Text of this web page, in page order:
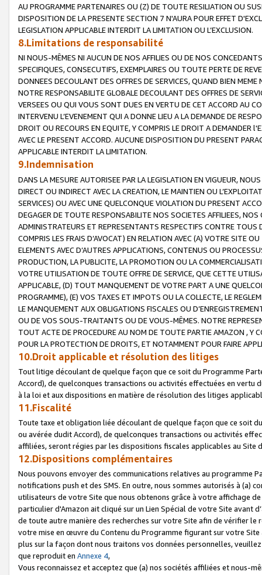
AU PROGRAMME PARTENAIRES OU (Z) DE TOUTE RESILIATION OU
DISPOSITION DE LA PRESENTE SECTION 7 N'AURA POUR EFFET
LEGISLATION APPLICABLE INTERDIT LA LIMITATION OU L’EXCLUSION.
8.Limitations de responsabilité
NI NOUS-MÊMES NI AUCUN DE NOS AFFILIES OU DE NOS
SPECIFIQUES, CONSECUTIFS, EXEMPLAIRES OU TOUTE PERTE DE
DONNEES DECOULANT DES OFFRES DE SERVICES, QUAND BIEN
NOTRE RESPONSABILITE GLOBALE DECOULANT DES OFFRES DE
VERSEES OU QUI VOUS SONT DUES EN VERTU DE CET ACCORD AU
INTERVENU L’EVENEMENT QUI A DONNE LIEU A LA DEMANDE DE
DROIT OU RECOURS EN EQUITE, Y COMPRIS LE DROIT A DEMANDER
AVEC LE PRESENT ACCORD. AUCUNE DISPOSITION DU PRESENT
APPLICABLE INTERDIT LA LIMITATION.
9.Indemnisation
DANS LA MESURE AUTORISEE PAR LA LEGISLATION EN VIGUEUR,
DIRECT OU INDIRECT AVEC LA CREATION, LE MAINTIEN OU
SERVICES) OU AVEC UNE QUELCONQUE VIOLATION DU PRESENT
DEGAGER DE TOUTE RESPONSABILITE NOS SOCIETES AFFILIEES,
ADMINISTRATEURS ET REPRESENTANTS RESPECTIFS CONTRE
COMPRIS LES FRAIS D’AVOCAT) EN RELATION AVEC (A) VOTRE SITE
ELEMENTS AVEC D’AUTRES APPLICATIONS, CONTENUS OU
PRODUCTION, LA PUBLICITE, LA PROMOTION OU LA
VOTRE UTILISATION DE TOUTE OFFRE DE SERVICE, QUE CETTE
APPLICABLE, (D) TOUT MANQUEMENT DE VOTRE PART A UNE
PROGRAMME), (E) VOS TAXES ET IMPOTS OU LA COLLECTE, LE
LE MANQUEMENT AUX OBLIGATIONS FISCALES OU
OU DE VOS SOUS-TRAITANTS OU DE VOUS-MÊMES. NOTRE
TOUT ACTE DE PROCEDURE AU NOM DE TOUTE PARTIE AMAZON , Y
POUR LA PROTECTION DE DROITS, ET NOTAMMENT POUR FAIRE
10.Droit applicable et résolution des litiges
Tout litige découlant de quelque façon que ce soit du Programme
Accord), de quelconques transactions ou activités effectuées en vertu
à la loi et aux dispositions en matière de résolution des litiges
11.Fiscalité
Toute taxe et obligation liée découlant de quelque façon que ce soit
ou avérée dudit Accord), de quelconques transactions ou activités
affiliées, seront régies par les dispositions fiscales applicables au Site
12.Dispositions complémentaires
Nous pouvons envoyer des communications relatives au programme
notifications push et des SMS. En outre, nous sommes autorisés à
utilisateurs de votre Site que nous obtenons grâce à votre affichage
particulier d'Amazon ait cliqué sur un Lien Spécial de votre Site avant
de toute autre manière des recherches sur votre Site afin de vérifier
votre mise en œuvre du Contenu du Programme figurant sur votre
plus sur la façon dont nous traitons vos données personnelles,
que reproduit en Annexe 4,
Vous reconnaissez et acceptez que (a) nos sociétés affiliées et nous-